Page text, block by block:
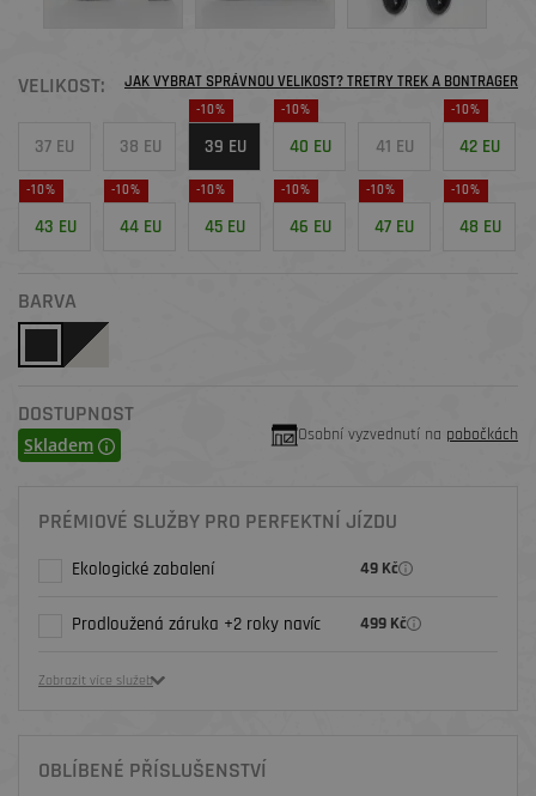
VELIKOST: JAK VYBRAT SPRÁVNOU VELIKOST? TRETRY TREK A BONTRAGER
37 EU 38 EU
-10%
39 EU
-10%
40 EU 41 EU
-10%
42 EU
-10%
43 EU
-10%
44 EU
-10%
45 EU
-10%
46 EU
-10%
47 EU
-10%
48 EU
BARVA
DOSTUPNOST
Skladem Osobní vyzvednutí na pobočkách
PRÉMIOVÉ SLUŽBY PRO PERFEKTNÍ JÍZDU
Ekologické zabalení 49 Kč
Prodloužená záruka +2 roky navíc 499 Kč
Zobrazit více služeb
OBLÍBENÉ PŘÍSLUŠENSTVÍ